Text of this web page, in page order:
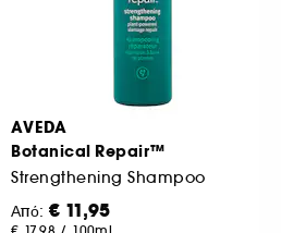
AVEDA
Botanical Repair™
Strengthening Shampoo
Από: € 11,95